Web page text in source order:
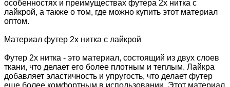
особенностях и преимуществах футера 2х нитка с
лайкрой, а также о том, где можно купить этот материал
оптом.
Материал футер 2х нитка с лайкрой
Футер 2х нитка - это материал, состоящий из двух слоев
ткани, что делает его более плотным и теплым. Лайкра
добавляет эластичность и упругость, что делает футер
еще более комфортным в использовании. Этот материал